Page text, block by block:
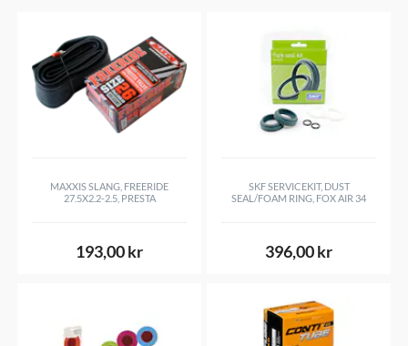
MAXXIS SLANG, FREERIDE
27.5X2.2-2.5, PRESTA
193,00 kr
SKF SERVICEKIT, DUST
SEAL/FOAM RING, FOX AIR 34
396,00 kr